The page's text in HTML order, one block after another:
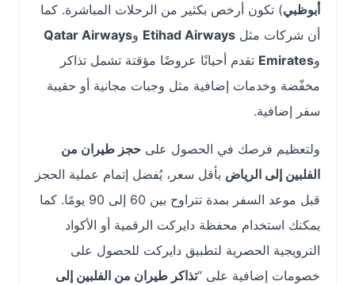
أبوظبي) تكون أرخص بكثير من الرحلات المباشرة. كما
أن شركات مثلEtihad AirwaysوQatar Airways
Emiratesتقدم أحيانًا عروضًا مؤقتة تشمل تذاكر
مخفّضة وخدمات إضافية مثل وجبات مجانية أو حقيبة
سفر إضافية.
ولتعظيم فرصك في الحصول علىحجز طيران من
الفلبين إلى الرياضبأقل سعر، يُفضل إتمام عملية الحجز
قبل موعد السفر بمدة تتراوح بين 60 إلى 90 يومًا. كما
يمكنك استخدام محفظة دايركت الرقمية أو الأكواد
الترويجية الحصرية لتطبيق دايركت للحصول على
خصومات إضافية على “ تذاكر طيران من الفلبين إلى